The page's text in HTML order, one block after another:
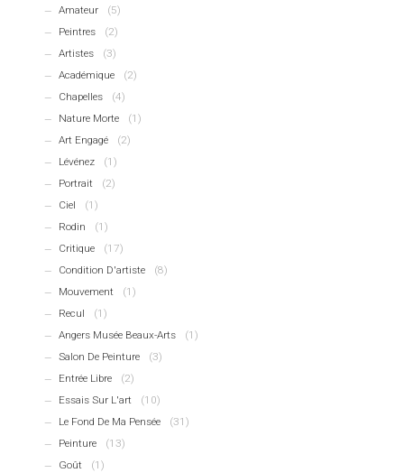
Amateur
(5)
Peintres
(2)
Artistes
(3)
Académique
(2)
Chapelles
(4)
Nature Morte
(1)
Art Engagé
(2)
Lévénez
(1)
Portrait
(2)
Ciel
(1)
Rodin
(1)
Critique
(17)
Condition D'artiste
(8)
Mouvement
(1)
Recul
(1)
Angers Musée Beaux-Arts
(1)
Salon De Peinture
(3)
Entrée Libre
(2)
Essais Sur L'art
(10)
Le Fond De Ma Pensée
(31)
Peinture
(13)
Goût
(1)